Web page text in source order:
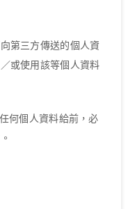
第三方傳送的個人資
或使用該等個人資料
何個人資料給前，必